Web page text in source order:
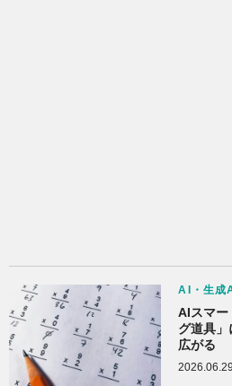
AI・生成
AIスマー
グ道具
広がる
2026.06.29